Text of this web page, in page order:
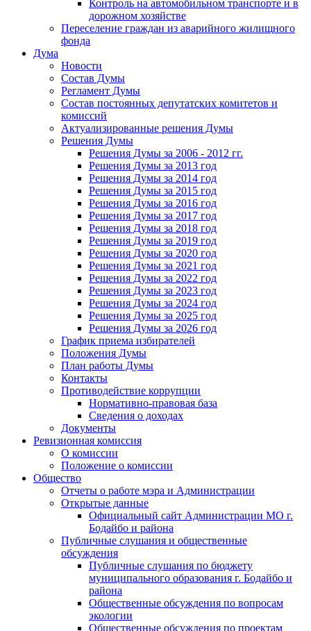
Контроль на автомобильном транспорте и в
дорожном хозяйстве
Переселение граждан из аварийного жилищного
фонда
Дума
Новости
Состав Думы
Регламент Думы
Состав постоянных депутатских комитетов и
комиссий
Актуализированные решения Думы
Решения Думы
Решения Думы за 2006 - 2012 гг.
Решения Думы за 2013 год
Решения Думы за 2014 год
Решения Думы за 2015 год
Решения Думы за 2016 год
Решения Думы за 2017 год
Решения Думы за 2018 год
Решения Думы за 2019 год
Решения Думы за 2020 год
Решения Думы за 2021 год
Решения Думы за 2022 год
Решения Думы за 2023 год
Решения Думы за 2024 год
Решения Думы за 2025 год
Решения Думы за 2026 год
График приема избирателей
Положения Думы
План работы Думы
Контакты
Противодействие коррупции
Нормативно-правовая база
Сведения о доходах
Документы
Ревизионная комиссия
О комиссии
Положение о комиссии
Общество
Отчеты о работе мэра и Администрации
Открытые данные
Официальный сайт Администрации МО г.
Бодайбо и района
Публичные слушания и общественные
обсуждения
Публичные слушания по бюджету
муниципального образования г. Бодайбо и
района
Общественные обсуждения по вопросам
экологии
Общественные обсуждения по проектам